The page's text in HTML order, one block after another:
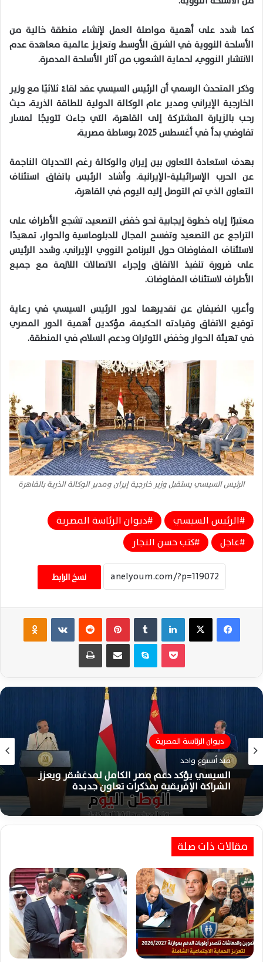
كما شدد على أهمية مواصلة العمل لإنشاء منطقة خالية من
الأسلحة النووية في الشرق الأوسط، وتعزيز عالمية معاهدة عدم
الانتشار النووي، لحماية الشعوب من آثار الأسلحة المدمرة.
وذكر المتحدث الرسمي أن الرئيس السيسي عقد لقاءً ثلاثيًا مع وزير
الخارجية الإيراني ومدير عام الوكالة الدولية للطاقة الذرية، حيث
رحب بالزيارة المشتركة إلى القاهرة، التي جاءت تتويجًا لمسار
تفاوضي بدأ في أغسطس 2025 بوساطة مصرية،
بهدف استعادة التعاون بين إيران والوكالة رغم التحديات الناجمة
عن الحرب الإسرائيلية-الإيرانية. وأشاد الرئيس باتفاق استئناف
التعاون الذي تم التوصل إليه اليوم في القاهرة،
معتبرًا إياه خطوة إيجابية نحو خفض التصعيد، تشجع الأطراف على
التراجع عن التصعيد وتفسح المجال للدبلوماسية والحوار، تمهيدًا
لاستئناف المفاوضات حول البرنامج النووي الإيراني. وشدد الرئيس
على ضرورة تنفيذ الاتفاق وإجراء الاتصالات اللازمة مع جميع
الأطراف لاستئناف المفاوضات.
وأعرب الضيفان عن تقديرهما لدور الرئيس السيسي في رعاية
توقيع الاتفاق وقيادته الحكيمة، مؤكدين أهمية الدور المصري
في تهيئة الحوار وخفض التوترات ودعم السلام في المنطقة.
الرئيس السيسي يستقبل وزير خارجية إيران ومدير الوكالة الذرية بالقاهرة
الرئيس السيسي
ديوان الرئاسة المصرية
عاجل
كتب حسن النجار
نسخ الرابط
فيسبوك ‫X لينكدإن بينتيريست ‏VKontakte
سكايب مشاركة عبر البريد طباعة
ديوان الرئاسة المصرية
منذ أسبوع واحد
السيسي يؤكد دعم مصر الكامل لمدغشقر ويعزز
الشراكة الإفريقية بمذكرات تعاون جديدة
الشؤون السياسية الدولية
منذ أسبوع واحد
السيسي يؤكد لتبون تضامن مصر الكامل مع
الجزائر ويبحثان تطورات الأزمات الإقليمية
مقالات ذات صلة